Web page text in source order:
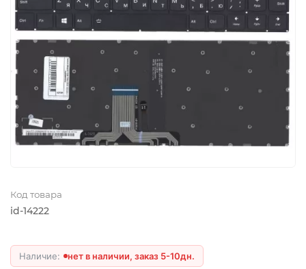
Код товара
id-14222
нет в наличии, заказ 5-10дн.